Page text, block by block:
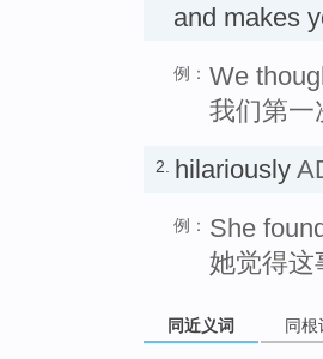
and makes
例： We
我们第一
2. hilariously
例： She
她觉得这
同近义词 同根